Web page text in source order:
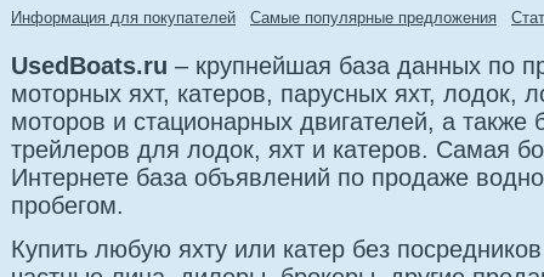
Информация для покупателей
Самые популярные предложения
UsedBoats.ru – крупнейшая база данных по
моторных яхт, катеров, парусных яхт, лодок,
моторов и стационарных двигателей, а также
трейлеров для лодок, яхт и катеров. Самая
Интернете база объявлений по продаже
пробегом.
Купить любую яхту или катер без